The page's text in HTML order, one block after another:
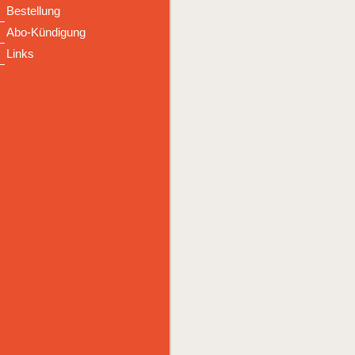
Bestellung
Abo-Kündigung
Links